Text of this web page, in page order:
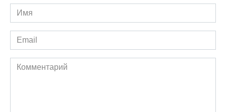
Имя
*
Email
*
Комментарий